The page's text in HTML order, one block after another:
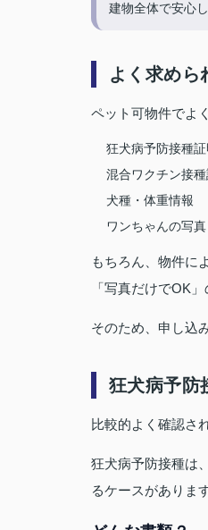
建物全体で安心
よく求めら
ペット可物件でよ
狂犬病予防接種
混合ワクチン接
犬種・体重情報
ワンちゃんの写真
もちろん、物件に
「写真だけでOK
そのため、申し込
狂犬病予防
比較的よく確認さ
狂犬病予防接種は
るケースがあります